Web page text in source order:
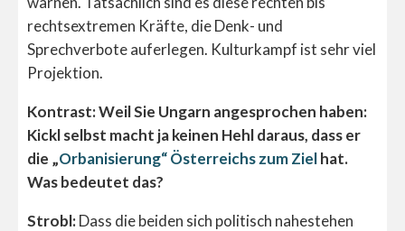
rechtsextremen Kräfte, die Denk- und
Sprechverbote auferlegen. Kulturkampf ist sehr viel
Projektion.
Kontrast: Weil Sie Ungarn angesprochen haben:
Kickl selbst macht ja keinen Hehl daraus, dass er
die „Orbanisierung“ Österreichs zum Zielhat.
Was bedeutet das?
Strobl:Dass die beiden sich politisch nahestehen